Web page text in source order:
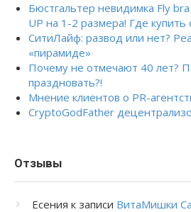
Бюстгальтер невидимка Fly
UP на 1-2 размера! Где
СитиЛайф: развод или нет?
«пирамиде»
Почему не отмечают 40 лет?
праздновать?!
Мнение клиентов о PR-
CryptoGodFather
Отзывы
Есения к записи ВитаМишки